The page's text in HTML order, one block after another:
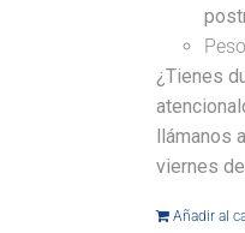
¿Tienes
llámanos
viernes
Añadir al